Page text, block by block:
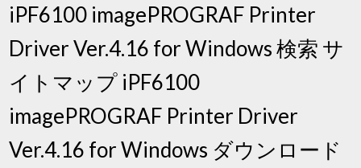
iPF6100 imagePROGRAF Printer
Driver Ver.4.16 for Windows 検索 サ
イトマップ iPF6100
imagePROGRAF Printer Driver
Ver.4.16 for Windows ダウンロード